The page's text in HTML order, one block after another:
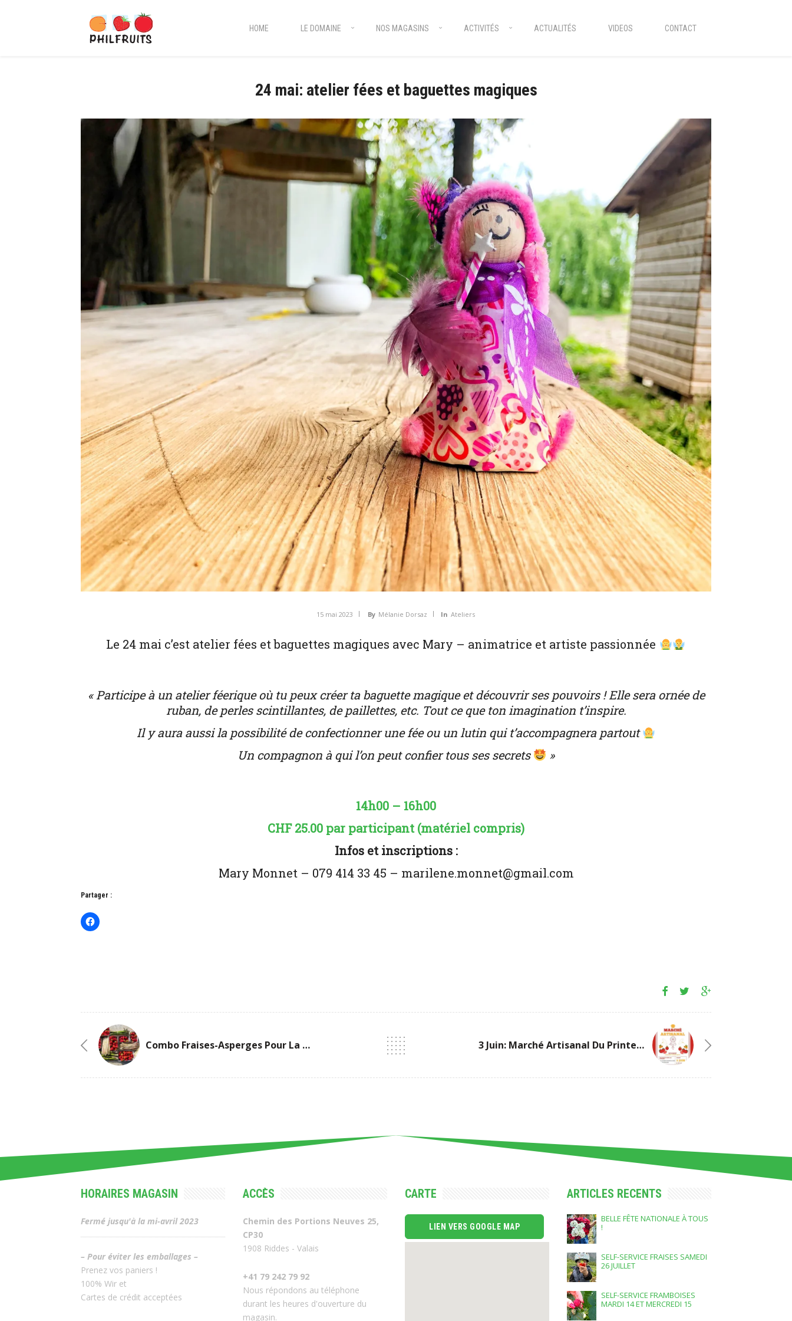
HOME LE DOMAINE NOS MAGASINS ACTIVITÉS ACTUALITÉS VIDEOS CONTACT
24 mai: atelier fées et baguettes magiques
15 mai 2023 By Mélanie Dorsaz In Ateliers
Le 24 mai c’est atelier fées et baguettes magiques avec Mary – animatrice et artiste passionnée
« Participe à un atelier féerique où tu peux créer ta baguette magique et découvrir ses pouvoirs ! Elle sera ornée de
ruban, de perles scintillantes, de paillettes, etc. Tout ce que ton imagination t’inspire.
Il y aura aussi la possibilité de confectionner une fée ou un lutin qui t’accompagnera partout
Un compagnon à qui l’on peut confier tous ses secrets
»
14h00 – 16h00
CHF 25.00 par participant (matériel compris)
Infos et inscriptions :
Mary Monnet – 079 414 33 45 – marilene.monnet@gmail.com
Partager :
Combo Fraises-Asperges Pour La Fête Des Mères 3 Juin: Marché Artisanal Du Printemps Chez Philfruits
HORAIRES MAGASIN
Fermé jusqu'à la mi-avril 2023
– Pour éviter les emballages –
Prenez vos paniers !
100% Wir et
Cartes de crédit acceptées
ACCÈS
Chemin des Portions Neuves 25,
CP30
1908 Riddes - Valais
+41 79 242 79 92
Nous répondons au téléphone
durant les heures d'ouverture du
magasin.
CARTE
LIEN VERS GOOGLE MAP
ARTICLES RECENTS
BELLE FÊTE NATIONALE À TOUS
!
SELF-SERVICE FRAISES SAMEDI
26 JUILLET
SELF-SERVICE FRAMBOISES
MARDI 14 ET MERCREDI 15